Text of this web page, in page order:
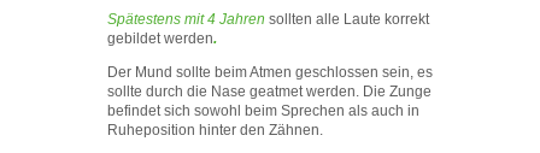
Spätestens mit 4 Jahren sollten alle Laute korrekt
gebildet werden.
Der Mund sollte beim Atmen geschlossen sein, es
sollte durch die Nase geatmet werden. Die Zunge
befindet sich sowohl beim Sprechen als auch in
Ruheposition hinter den Zähnen.